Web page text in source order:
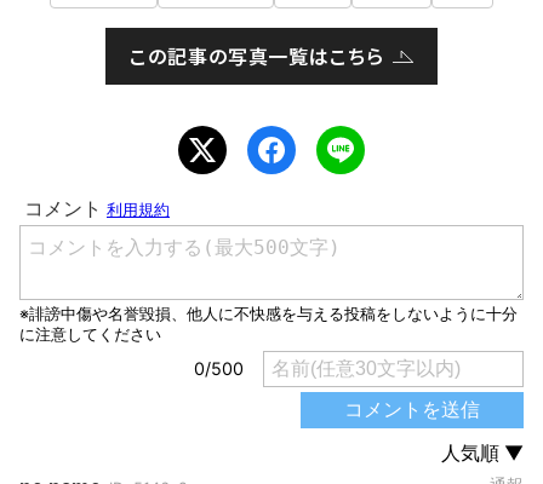
この記事の写真一覧はこちら